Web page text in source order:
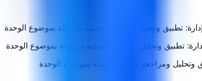
تطبيق وتحليل ومراجعة عملية مرتبطة بموضوع الوحدة
تطبيق وتحليل ومراجعة عملية مرتبطة بموضوع الوحدة
وتحليل ومراجعة عملية مرتبطة بموضوع الوحدة